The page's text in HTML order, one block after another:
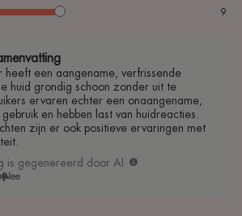
9
heeft een aangename, verfrissende
huid grondig schoon zonder uit te
ervaren echter een onaangename,
en hebben last van huidreacties.
zijn er ook positieve ervaringen met
is gegenereerd door AI
Nee